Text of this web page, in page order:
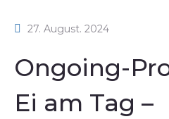
27. August. 2024
Ongoing-
Ei am Tag –